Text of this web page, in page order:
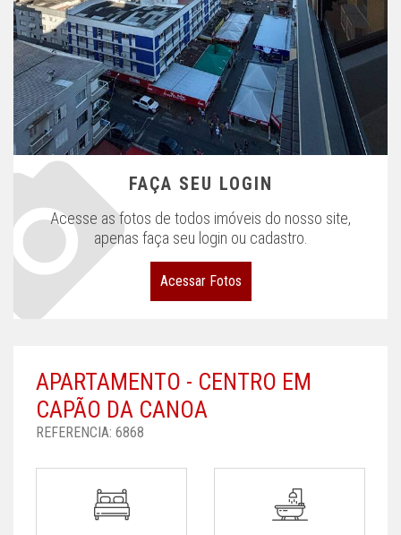
FAÇA SEU LOGIN
Acesse as fotos de todos imóveis do nosso site,
apenas faça seu login ou cadastro.
Acessar Fotos
APARTAMENTO - CENTRO EM
CAPÃO DA CANOA
REFERENCIA: 6868